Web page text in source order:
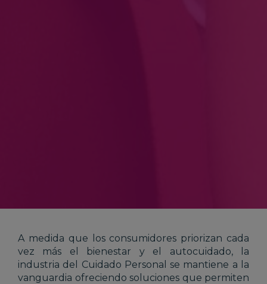
A medida que los consumidores priorizan cada
vez más el bienestar y el autocuidado, la
industria del Cuidado Personal se mantiene a la
vanguardia ofreciendo soluciones que permiten